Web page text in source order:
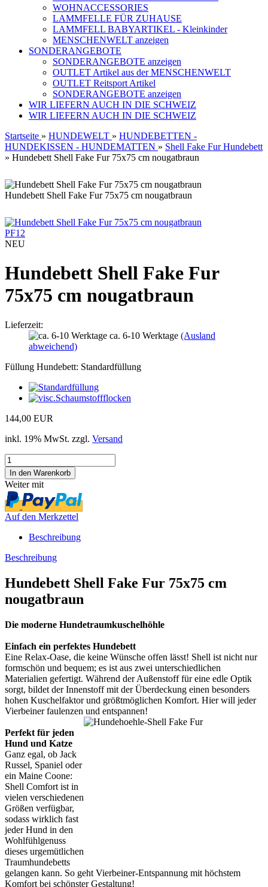
WOHNACCESSORIES
LAMMFELLE FÜR ZUHAUSE
LAMMFELL BABYARTIKEL - Kleinkinder
MENSCHENWELT anzeigen
SONDERANGEBOTE
SONDERANGEBOTE anzeigen
OUTLET Artikel aus der MENSCHENWELT
OUTLET Reitsport Artikel
SONDERANGEBOTE anzeigen
WIR LIEFERN AUCH IN DIE SCHWEIZ
WIR LIEFERN AUCH IN DIE SCHWEIZ
Startseite » HUNDEWELT » HUNDEBETTEN -
HUNDEKISSEN - HUNDEMATTEN » Shell Fake Fur Hundebett
» Hundebett Shell Fake Fur 75x75 cm nougatbraun
Hundebett Shell Fake Fur 75x75 cm nougatbraun
PF12
NEU
Hundebett Shell Fake Fur
75x75 cm nougatbraun
Lieferzeit:
ca. 6-10 Werktage (Ausland
abweichend)
Füllung Hundebett: Standardfüllung
144,00 EUR
inkl. 19% MwSt. zzgl. Versand
Weiter mit
Auf den Merkzettel
Beschreibung
Beschreibung
Hundebett Shell Fake Fur 75x75 cm
nougatbraun
Die moderne Hundetraumkuschelhöhle
Einfach ein perfektes Hundebett
Eine Relax-Oase, die keine Wünsche offen lässt! Shell ist nicht nur
formschön und bequem; es ist aus zwei unterschiedlichen
Materialien gefertigt. Während der Außenstoff für eine edle Optik
sorgt, bildet der Innenstoff mit der Überdeckung einen besonders
hohen Kuschelfaktor und größtmöglichen Komfort. Hier will jeder
Vierbeiner faulenzen und entspannen!
Perfekt für jeden
Hund und Katze
Ganz egal, ob Jack
Russel, Spaniel oder
ein Maine Coone:
Shell Comfort ist in
vielen verschiedenen
Größen verfügbar,
sodass wirklich fast
jeder Hund in den
Wohlfühlgenuss
dieses urgemütlichen
Traumhundebetts
gelangen kann. So geht Vierbeiner-Entspannung mit höchstem
Komfort bei schönster Gestaltung!